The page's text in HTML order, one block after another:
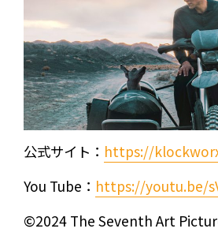
公式サイト： https://
You Tube： https://youtu.be/
©2024 The Seventh Art